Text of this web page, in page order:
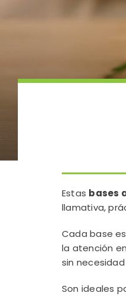
Estas bases
llamativa,
Cada base
la atención
sin
Son ideales